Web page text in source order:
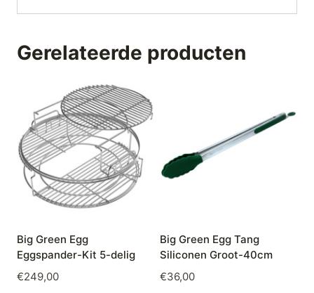
Gerelateerde producten
Big Green Egg
Eggspander-Kit 5-delig
€249,00
Big Green Egg Tang
Siliconen Groot-40cm
€36,00